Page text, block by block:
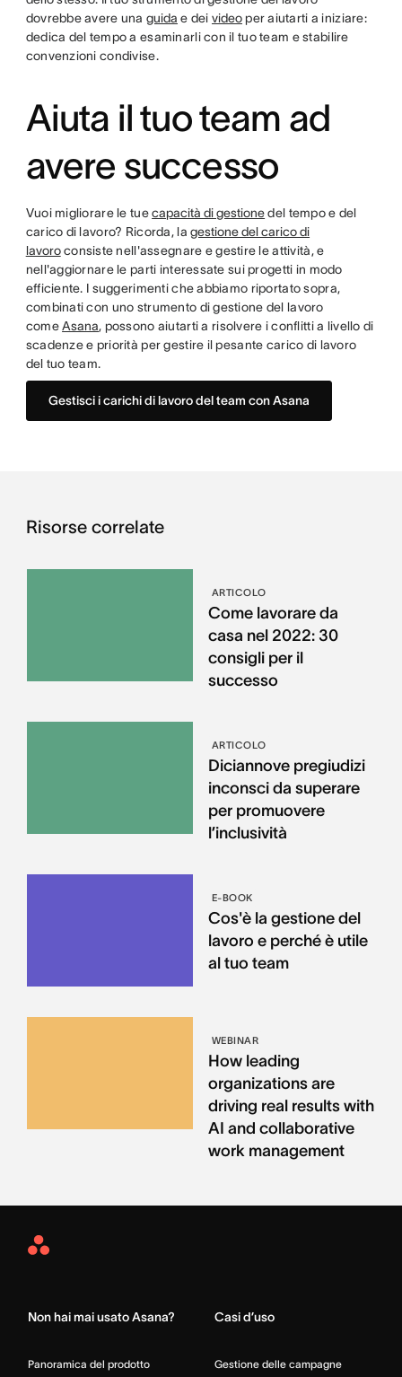
dovrebbe avere una guida e dei videoper aiutarti a iniziare:
dedica del tempo a esaminarli con il tuo team e stabilire
convenzioni condivise.
Aiuta il tuo team ad
avere successo
Vuoi migliorare le tuecapacità di gestionedel tempo e del
carico di lavoro? Ricorda, lagestione del carico di
lavoroconsiste nell'assegnare e gestire le attività, e
nell'aggiornare le parti interessate sui progetti in modo
efficiente. I suggerimenti che abbiamo riportato sopra,
combinati con uno strumento di gestione del lavoro
comeAsana, possono aiutarti a risolvere i conflitti a livello di
scadenze e priorità per gestire il pesante carico di lavoro
del tuo team.
Gestisci i carichi di lavoro del team con Asana
Risorse correlate
ARTICOLO
Come lavorare da
casa nel 2022: 30
consigli per il
successo
ARTICOLO
Diciannove pregiudizi
inconsci da superare
per promuovere
l’inclusività
E-BOOK
Cos'è la gestione del
lavoro e perché è utile
al tuo team
WEBINAR
How leading
organizations are
driving real results with
AI and collaborative
work management
Asana
Non hai mai usato Asana?
Panoramica del prodotto
Casi d’uso
Gestione delle campagne